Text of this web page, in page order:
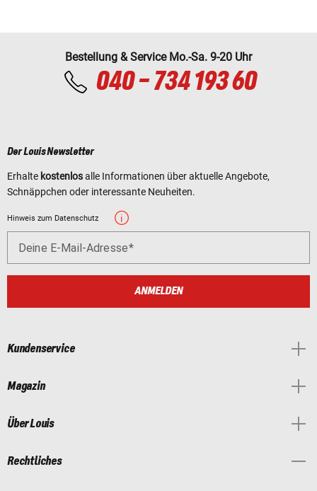
Bestellung & Service Mo.-Sa. 9-20 Uhr
040 - 734 193 60
Der Louis Newsletter
Erhalte kostenlosalle Informationen über aktuelle Angebote,
Schnäppchen oder interessante Neuheiten.
Hinweis zum Datenschutz
Deine E-Mail-Adresse
ANMELDEN
Kundenservice
Magazin
Über Louis
Rechtliches